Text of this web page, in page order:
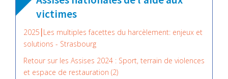
victimes
2025⎮Les multiples facettes du harcèlement: enjeux et
solutions - Strasbourg
Retour sur les Assises 2024 : Sport, terrain de violences
et espace de restauration (2)